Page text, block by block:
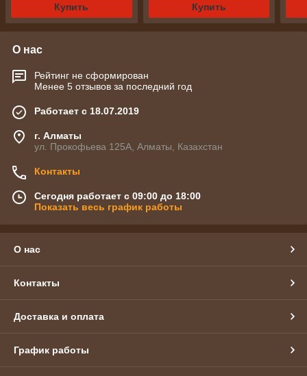
Купить Купить
О нас
Рейтинг не сформирован
Менее 5 отзывов за последний год
Работает с 18.07.2019
г. Алматы
ул. Прокофьева 125А, Алматы, Казахстан
Контакты
Сегодня работает с 09:00 до 18:00
Показать весь график работы
О нас
Контакты
Доставка и оплата
График работы